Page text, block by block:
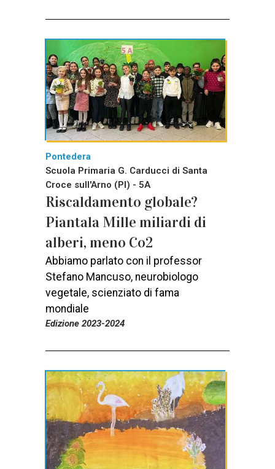
Pontedera
Scuola Primaria G. Carducci di Santa
Croce sull'Arno (PI) - 5A
Riscaldamento globale?
Piantala Mille miliardi di
alberi, meno Co2
Abbiamo parlato con il professor
Stefano Mancuso, neurobiologo
vegetale, scienziato di fama
mondiale
Edizione 2023-2024